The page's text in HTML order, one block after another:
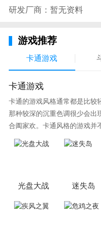
3、轻松的挂机系统，让
研发厂商：暂无资料
游戏推荐
卡通游戏
卡通游戏
卡通的游戏风格通常都是比较
那种较深的沉重色调很少会出
合阖家欢。卡通风格的游戏并
子玩，因为很多游戏厂商会故
光盘大战 迷失岛